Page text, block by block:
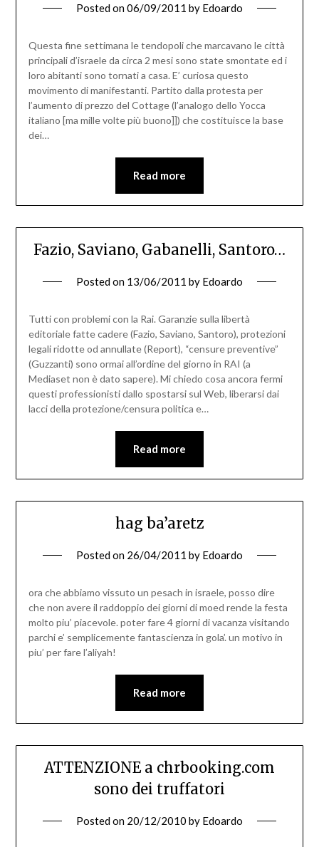
Posted on06/09/2011 by Edoardo
Questa fine settimana le tendopoli che marcavano le città
principali d’israele da circa 2 mesi sono state smontate ed i
loro abitanti sono tornati a casa. E’ curiosa questo
movimento di manifestanti. Partito dalla protesta per
l’aumento di prezzo del Cottage (l’analogo dello Yocca
italiano [ma mille volte più buono]]) che costituisce la base
dei…
Read more
Fazio, Saviano, Gabanelli, Santoro…
Posted on 13/06/2011 by Edoardo
Tutti con problemi con la Rai. Garanzie sulla libertà
editoriale fatte cadere (Fazio, Saviano, Santoro), protezioni
legali ridotte od annullate (Report), “censure preventive”
(Guzzanti) sono ormai all’ordine del giorno in RAI (a
Mediaset non è dato sapere). Mi chiedo cosa ancora fermi
questi professionisti dallo spostarsi sul Web, liberarsi dai
lacci della protezione/censura politica e…
Read more
hag ba’aretz
Posted on 26/04/2011 by Edoardo
ora che abbiamo vissuto un pesach in israele, posso dire
che non avere il raddoppio dei giorni di moed rende la festa
molto piu’ piacevole. poter fare 4 giorni di vacanza visitando
parchi e’ semplicemente fantascienza in gola’. un motivo in
piu’ per fare l’aliyah!
Read more
ATTENZIONE a chrbooking.com
sono dei truffatori
Posted on 20/12/2010 by Edoardo